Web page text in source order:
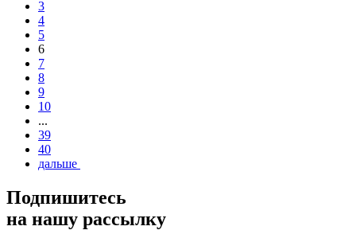
3
4
5
6
7
8
9
10
...
39
40
дальше
Подпишитесь
на нашу рассылку